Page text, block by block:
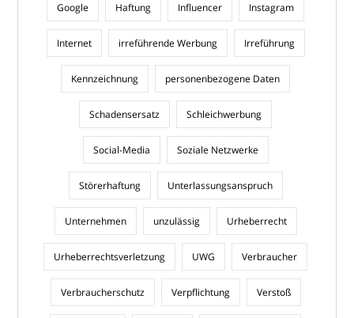
Google Haftung Influencer Instagram
Internet irreführende Werbung Irreführung
Kennzeichnung personenbezogene Daten
Schadensersatz Schleichwerbung
Social-Media Soziale Netzwerke
Störerhaftung Unterlassungsanspruch
Unternehmen unzulässig Urheberrecht
Urheberrechtsverletzung UWG Verbraucher
Verbraucherschutz Verpflichtung Verstoß